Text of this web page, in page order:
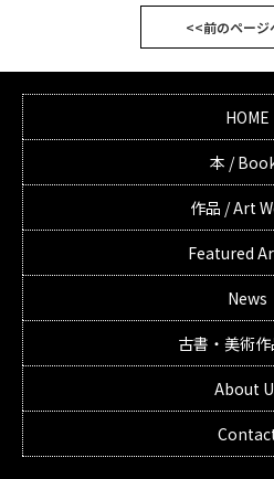
<<前のページ
HOME
本 /
作品 / Art
Featured
News
古書・美術
About